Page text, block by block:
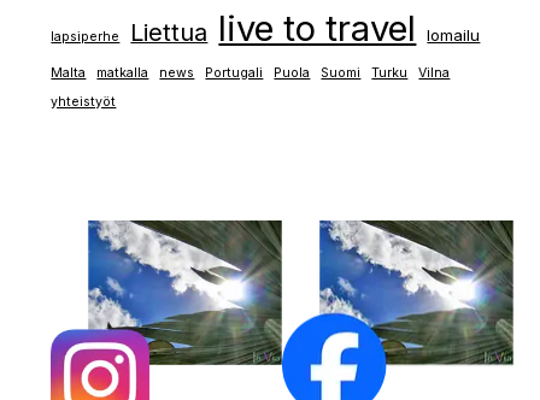
lapsiperhe Liettua live to travel lomailu
Malta matkalla news Portugali Puola Suomi Turku
Vilna
yhteistyöt